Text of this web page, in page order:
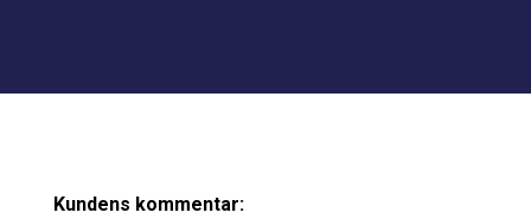
Kundens kommentar: